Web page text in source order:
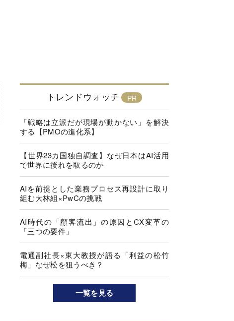
トレンドウォッチ
「戦略は立派だが現場が動かない」を解決
する【PMOの進化系】
【世界23カ国独自調査】なぜ日本はAI活用
で世界に後れを取るのか
AIを前提とした業務プロセス再設計に取り
組む大林組×PwCの挑戦
AI時代の「顧客流出」の原因とCX変革の
「三つの要件」
電通副社長×東大教授が語る「利益の松竹
梅」なぜ松を狙うべき？
一覧を見る